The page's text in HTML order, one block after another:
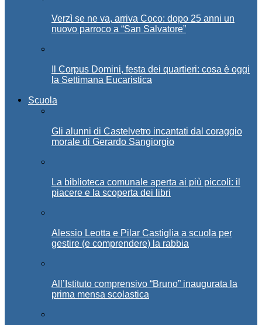
Verzì se ne va, arriva Coco: dopo 25 anni un
nuovo parroco a “San Salvatore”
Il Corpus Domini, festa dei quartieri: cosa è oggi
la Settimana Eucaristica
Scuola
Gli alunni di Castelvetro incantati dal coraggio
morale di Gerardo Sangiorgio
La biblioteca comunale aperta ai più piccoli: il
piacere e la scoperta dei libri
Alessio Leotta e Pilar Castiglia a scuola per
gestire (e comprendere) la rabbia
All’Istituto comprensivo “Bruno” inaugurata la
prima mensa scolastica